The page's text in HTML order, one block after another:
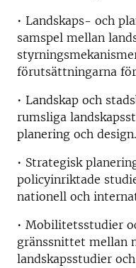
• Landskaps- och
samspel mellan
förutsättningarna
• Landskap och
rumsliga
planering och design.
• Strategisk
policyinriktade
nationell och
• Mobilitetsstudier
gränssnittet mellan
landskapsstudier